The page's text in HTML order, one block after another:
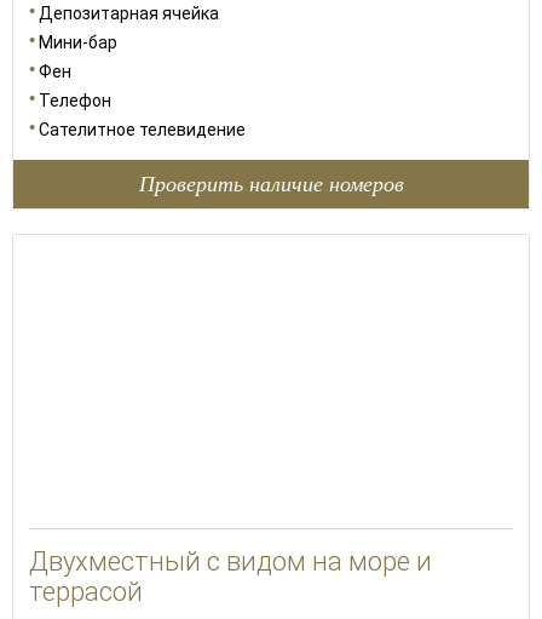
Депозитарная ячейка
Мини-бар
Фен
Телефон
Сателитное телевидение
Проверить наличие номеров
Двухместный с видом на море и
террасой